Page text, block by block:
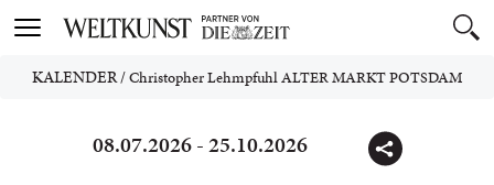
Toggle
KALENDER/Christopher Lehmpfuhl ALTER MARKT POTSDAM
08.07.2026 - 25.10.2026